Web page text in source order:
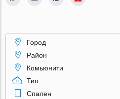
Город
Район
Комьюнити
Тип
Спален